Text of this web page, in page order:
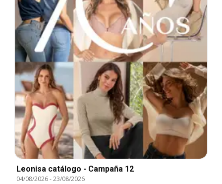
Leonisa catálogo - Campaña 12
04/08/2026-23/08/2026